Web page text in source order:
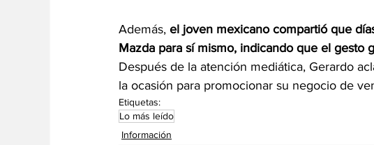
Además, el joven mexicano compartió que
Mazda para sí mismo, indicando que el
Después de la atención mediática, Gerardo
la ocasión para promocionar su negocio de
Etiquetas:
Lo más leído
Información